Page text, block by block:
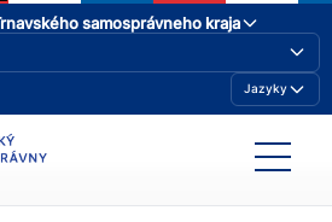
samosprávneho kraja
Jazyky